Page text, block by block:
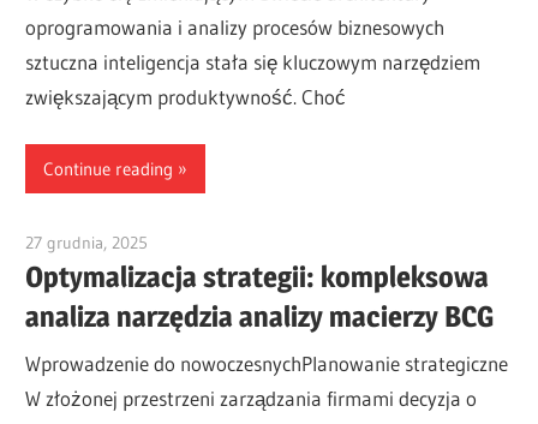
oprogramowania i analizy procesów biznesowych
sztuczna inteligencja stała się kluczowym narzędziem
zwiększającym produktywność. Choć
Continue reading
27 grudnia, 2025
Optymalizacja strategii: kompleksowa
analiza narzędzia analizy macierzy BCG
Wprowadzenie do nowoczesnychPlanowanie strategiczne
W złożonej przestrzeni zarządzania firmami decyzja o